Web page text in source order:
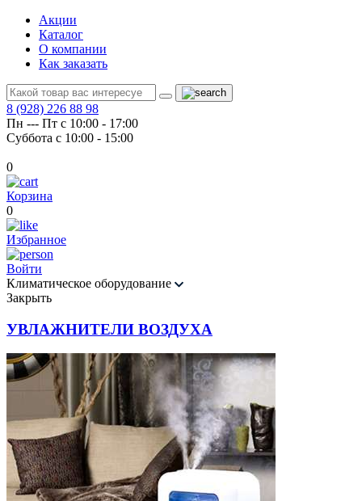
Акции
Каталог
О компании
Как заказать
8 (928) 226 88 98
Пн --- Пт с 10:00 - 17:00
Суббота с 10:00 - 15:00
0
Корзина
0
Избранное
Войти
Климатическое оборудование
Закрыть
УВЛАЖНИТЕЛИ ВОЗДУХА